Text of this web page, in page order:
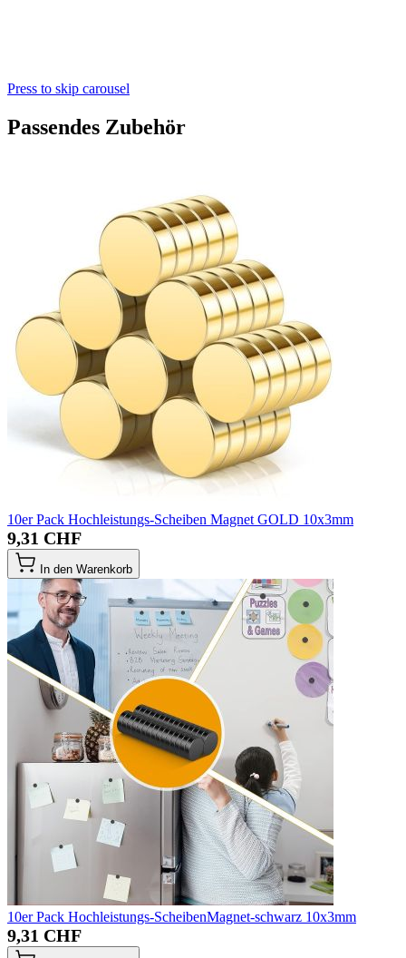
Press to skip carousel
Passendes Zubehör
10er Pack Hochleistungs-Scheiben Magnet GOLD 10x3mm
9,31 CHF
In den Warenkorb
10er Pack Hochleistungs-ScheibenMagnet-schwarz 10x3mm
9,31 CHF